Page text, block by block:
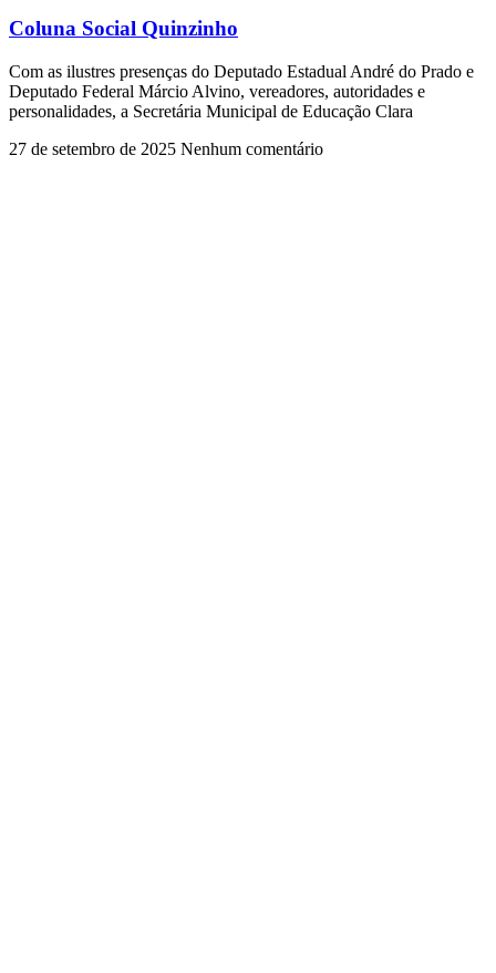
Coluna Social Quinzinho
Com as ilustres presenças do Deputado Estadual André do Prado e
Deputado Federal Márcio Alvino, vereadores, autoridades e
personalidades, a Secretária Municipal de Educação Clara
27 de setembro de 2025 Nenhum comentário